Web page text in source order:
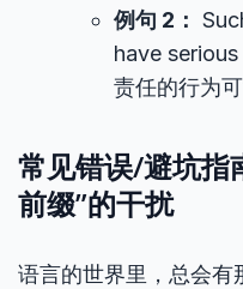
例句 2：
have
责任的行为
常见错误/避坑指
前缀”的干扰
语言的世界里，总会有